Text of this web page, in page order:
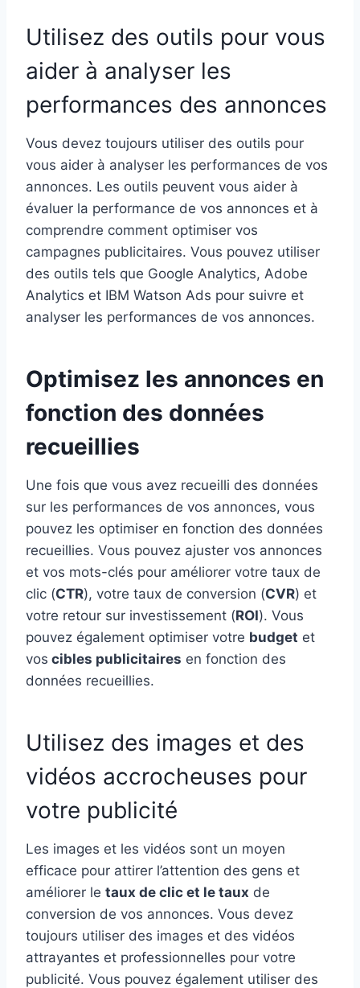
Utilisez des outils pour vous
aider à analyser les
performances des annonces
Vous devez toujours utiliser des outils pour
vous aider à analyser les performances de vos
annonces. Les outils peuvent vous aider à
évaluer la performance de vos annonces et à
comprendre comment optimiser vos
campagnes publicitaires. Vous pouvez utiliser
des outils tels que Google Analytics, Adobe
Analytics et IBM Watson Ads pour suivre et
analyser les performances de vos annonces.
Optimisez les annonces en
fonction des données
recueillies
Une fois que vous avez recueilli des données
sur les performances de vos annonces, vous
pouvez les optimiser en fonction des données
recueillies. Vous pouvez ajuster vos annonces
et vos mots-clés pour améliorer votre taux de
clic (CTR), votre taux de conversion (CVR) et
votre retour sur investissement (ROI). Vous
pouvez également optimiser votre budget et
vos cibles publicitaires en fonction des
données recueillies.
Utilisez des images et des
vidéos accrocheuses pour
votre publicité
Les images et les vidéos sont un moyen
efficace pour attirer l’attention des gens et
améliorer le taux de clic et le taux de
conversion de vos annonces. Vous devez
toujours utiliser des images et des vidéos
attrayantes et professionnelles pour votre
publicité. Vous pouvez également utiliser des